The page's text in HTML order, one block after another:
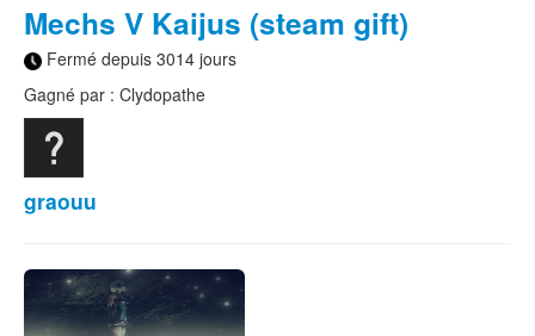
Mechs V Kaijus (steam gift)
Fermé depuis 3014 jours
Gagné par : Clydopathe
graouu